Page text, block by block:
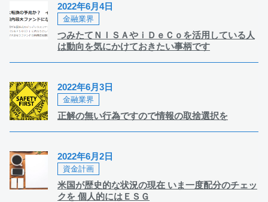
つみたてＮＩＳＡやｉＤｅＣｏを活用している人
は動向を気にかけておきたい事柄です
金融業界
2022年6月4日
正解の無い行為ですので情報の取捨選択を
金融業界
2022年6月3日
米国が歴史的な状況の現在 いま一度配分のチェッ
クを 個人的にはＥＳＧ
資金計画
2022年6月2日